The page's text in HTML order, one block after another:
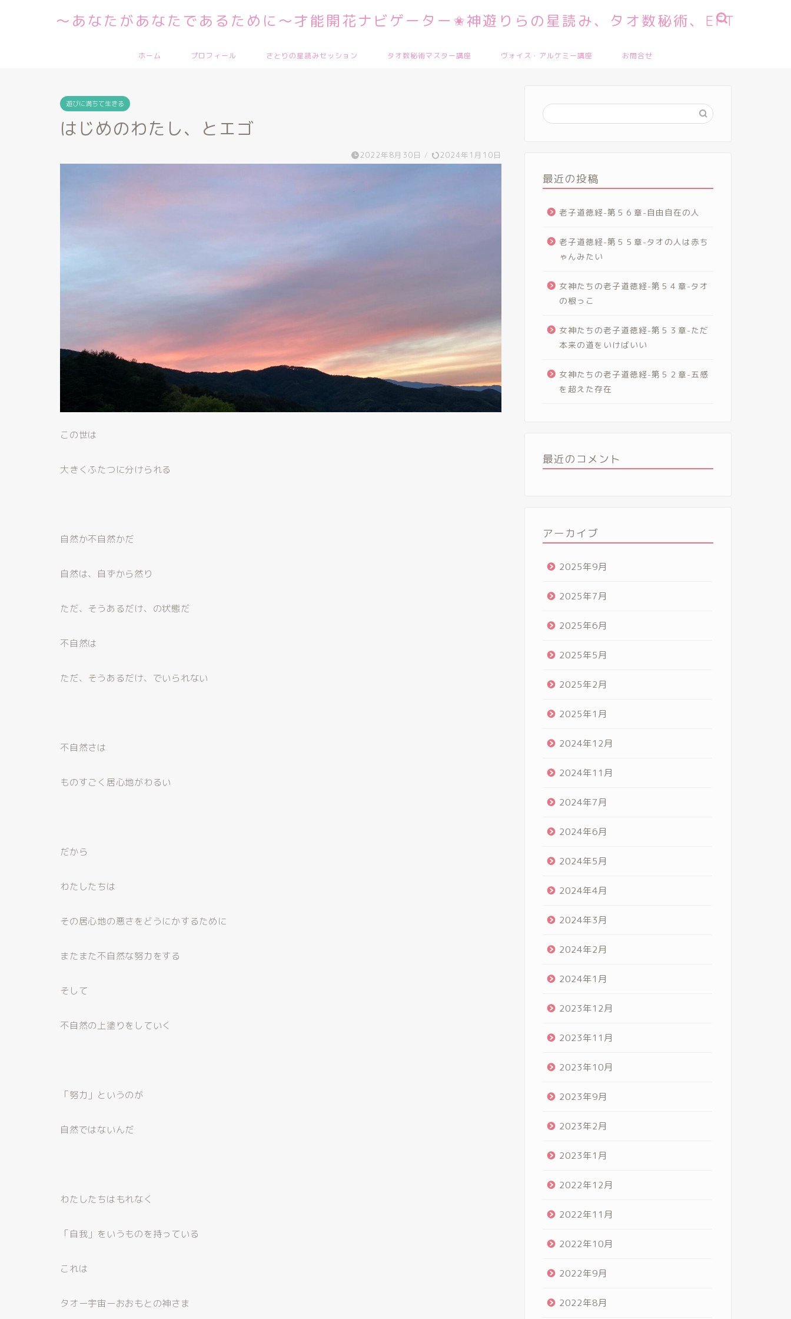
～あなたがあなたであるために～才能開花ナビゲーター✬神遊りらの星読み、タオ数秘術、EFT
ホーム プロフィール さとりの星読みセッション タオ数秘術マスター講座 ヴォイス・アルケミー講座 お問合せ
遊びに満ちて生きる
はじめのわたし、とエゴ
2022年8月30日 / 2024年1月10日
この世は
大きくふたつに分けられる
自然か不自然かだ
自然は、自ずから然り
ただ、そうあるだけ、の状態だ
不自然は
ただ、そうあるだけ、でいられない
不自然さは
ものすごく居心地がわるい
だから
わたしたちは
その居心地の悪さをどうにかするために
またまた不自然な努力をする
そして
不自然の上塗りをしていく
「努力」というのが
自然ではないんだ
わたしたちはもれなく
「自我」をいうものを持っている
これは
タオー宇宙ーおおもとの神さま
最近の投稿
老子道徳経-第５６章-自由自在の人
老子道徳経-第５５章-タオの人は赤ち
ゃんみたい
女神たちの老子道徳経-第５４章-タオ
の根っこ
女神たちの老子道徳経-第５３章-ただ
本来の道をいけばいい
女神たちの老子道徳経-第５２章-五感
を超えた存在
最近のコメント
アーカイブ
2025年9月
2025年7月
2025年6月
2025年5月
2025年2月
2025年1月
2024年12月
2024年11月
2024年7月
2024年6月
2024年5月
2024年4月
2024年3月
2024年2月
2024年1月
2023年12月
2023年11月
2023年10月
2023年9月
2023年2月
2023年1月
2022年12月
2022年11月
2022年10月
2022年9月
2022年8月